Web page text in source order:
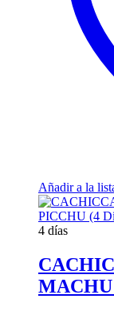
Añadir a la
4 días
MACHU